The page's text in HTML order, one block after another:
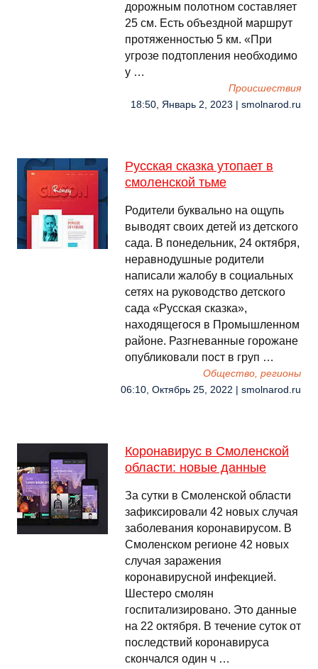
дорожным полотном составляет
25 см. Есть объездной маршрут
протяженностью 5 км. «При
угрозе подтопления необходимо
у …
Происшествия
18:50, Январь 2, 2023 | smolnarod.ru
Русская сказка утопает в
смоленской тьме
Родители буквально на ощупь
выводят своих детей из детского
сада. В понедельник, 24 октября,
неравнодушные родители
написали жалобу в социальных
сетях на руководство детского
сада «Русская сказка»,
находящегося в Промышленном
районе. Разгневанные горожане
опубликовали пост в груп …
Общество, регионы
06:10, Октябрь 25, 2022 | smolnarod.ru
Коронавирус в Смоленской
области: новые данные
За сутки в Смоленской области
зафиксировали 42 новых случая
заболевания коронавирусом. В
Смоленском регионе 42 новых
случая заражения
коронавирусной инфекцией.
Шестеро смолян
госпитализировано. Это данные
на 22 октября. В течение суток от
последствий коронавируса
скончался один ч …